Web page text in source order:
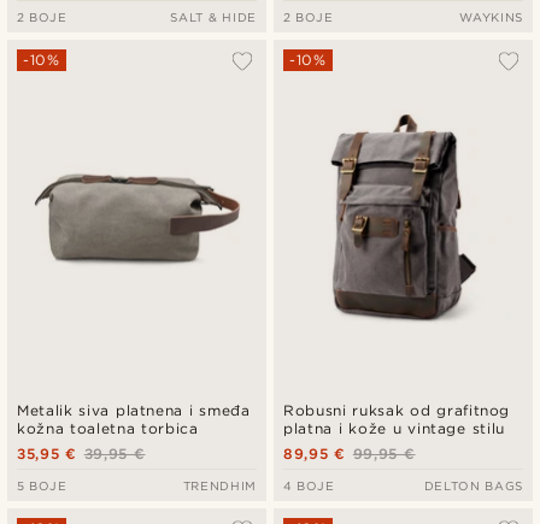
2 BOJE SALT & HIDE 2 BOJE WAYKINS
Metalik siva platnena i smeđa
kožna toaletna torbica
-10%
39,95 €
35,95 €
5 BOJE TRENDHIM
Robusni ruksak od grafitnog
platna i kože u vintage stilu
-10%
99,95 €
89,95 €
4 BOJE DELTON BAGS